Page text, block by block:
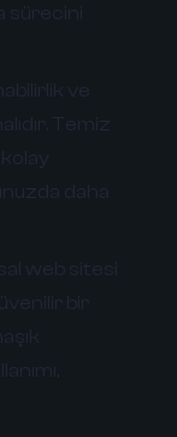
sürecini
ve
Temiz
kolay
daha
web sitesi
bir